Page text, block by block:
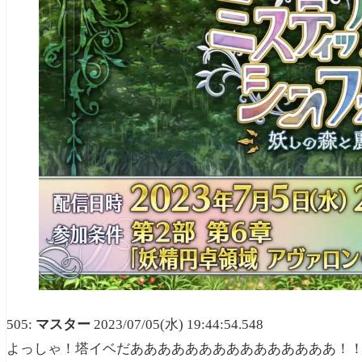
505: マスター 2023/07/05(水) 19:44:54.548
よっしゃ！塔イベだあああああああああああああああ！